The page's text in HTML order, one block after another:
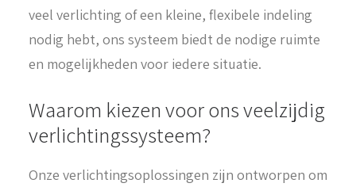
veel verlichting of een kleine, flexibele indeling
nodig hebt, ons systeem biedt de nodige ruimte
en mogelijkheden voor iedere situatie.
Waarom kiezen voor ons veelzijdig
verlichtingssysteem?
Onze verlichtingsoplossingen zijn ontworpen om